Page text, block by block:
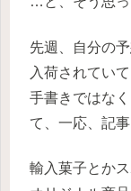
先週、自分の
入荷されてい
手書きではな
て、一応、記
輸入菓子とか